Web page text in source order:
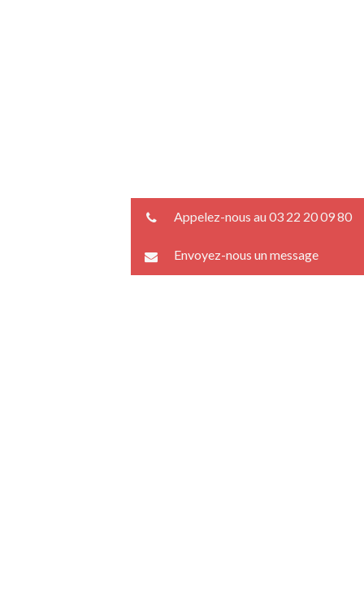
Appelez-nous au 03 22 20 09 80
Envoyez-nous un message